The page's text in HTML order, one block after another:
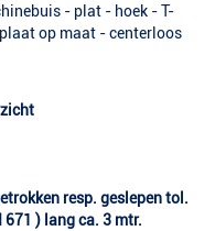
- plat - hoek - T-
op maat - centerloos
resp. geslepen tol.
671 ) lang ca. 3 mtr.